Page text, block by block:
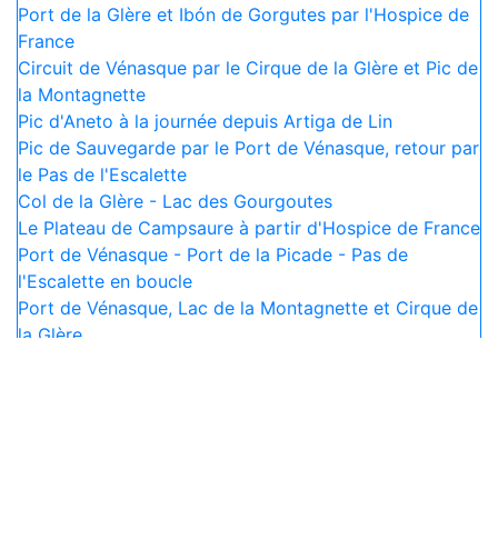
Port de la Glère et Ibón de Gorgutes par l'Hospice de
France
Circuit de Vénasque par le Cirque de la Glère et Pic de
la Montagnette
Pic d'Aneto à la journée depuis Artiga de Lin
Pic de Sauvegarde par le Port de Vénasque, retour par
le Pas de l'Escalette
Col de la Glère - Lac des Gourgoutes
Le Plateau de Campsaure à partir d'Hospice de France
Port de Vénasque - Port de la Picade - Pas de
l'Escalette en boucle
Port de Vénasque, Lac de la Montagnette et Cirque de
la Glère